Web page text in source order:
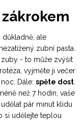
důkladně, ale
zubní pasta.
- to může zvýšit
vyjměte ji večer
Dále: spěte dost
než 7 hodin, vaše
pár minut klidu
si udělejte teplou